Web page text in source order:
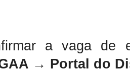
a vaga de
→ Portal do